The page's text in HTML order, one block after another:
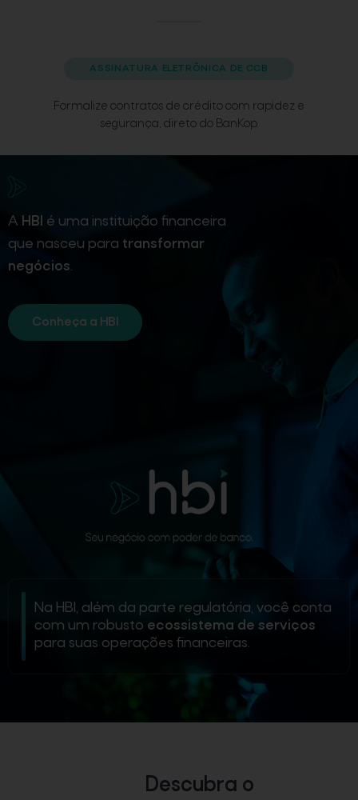
ASSINATURA ELETRÔNICA DE CCB
Formalize contratos de crédito com rapidez e
segurança, direto do BanKop.
A HBI é uma instituição financeira
que nasceu para transformar
negócios.
Conheça a HBI
Na HBI, além da parte regulatória, você conta
com um robusto ecossistema de serviços
para suas operações financeiras.
Descubra o